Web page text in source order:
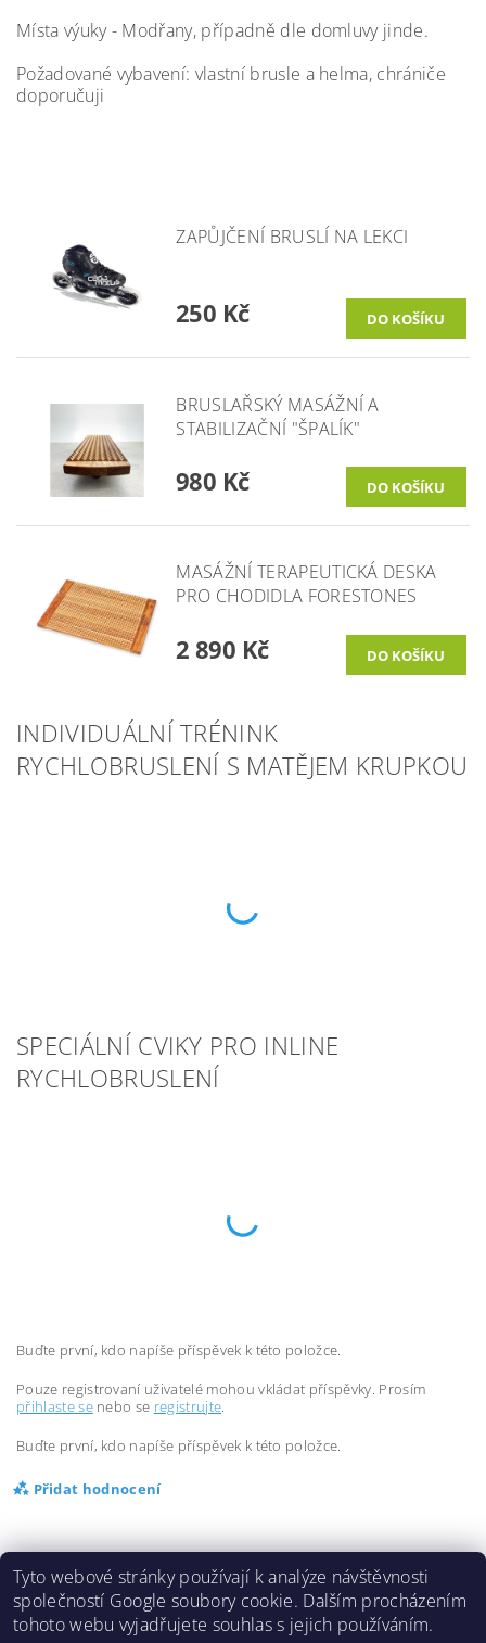
Místa výuky - Modřany, případně dle domluvy jinde.
Požadované vybavení: vlastní brusle a helma, chrániče
doporučuji
ZAPŮJČENÍ BRUSLÍ NA LEKCI
250 Kč
BRUSLAŘSKÝ MASÁŽNÍ A
STABILIZAČNÍ "ŠPALÍK"
980 Kč
MASÁŽNÍ TERAPEUTICKÁ DESKA
PRO CHODIDLA FORESTONES
2 890 Kč
INDIVIDUÁLNÍ TRÉNINK
RYCHLOBRUSLENÍ S MATĚJEM KRUPKOU
SPECIÁLNÍ CVIKY PRO INLINE
RYCHLOBRUSLENÍ
Buďte první, kdo napíše příspěvek k této položce.
Pouze registrovaní uživatelé mohou vkládat příspěvky. Prosím
přihlaste senebo se registrujte.
Buďte první, kdo napíše příspěvek k této položce.
Přidat hodnocení
Tyto webové stránky používají k analýze návštěvnosti
společností Google soubory cookie. Dalším procházením
tohoto webu vyjadřujete souhlas s jejich používáním.